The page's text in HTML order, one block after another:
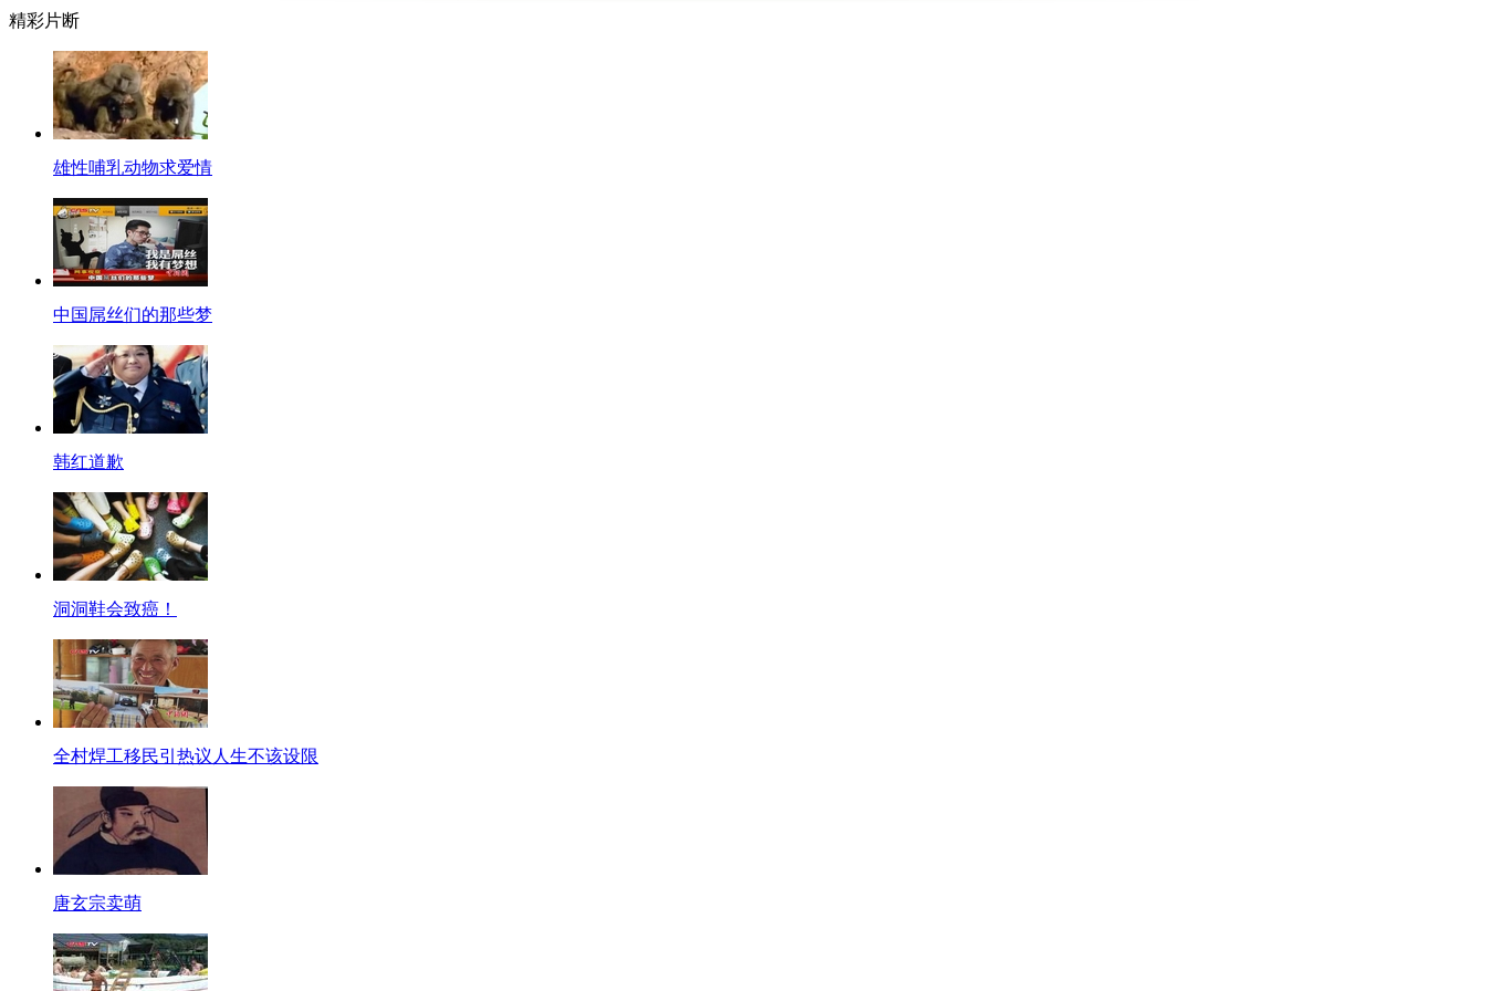
1、最近南北网友又因为()掀起了一场唇枪舌剑。
A吃桃削不削皮
B北方有没有空调
C吃茄子要不要刮皮
D豆腐脑是甜还是甜
噜噜： 答案是A。躺着都中枪的桃子真可怜！用嘴巴吃不就好了！
视频短片: 继粽子和豆腐脑之后，南北网友就吃桃子要不要削皮掀起了一场口水战。关于桃子削不削皮的南北之争，不少网友认为桃子削不削皮跟个人习惯和桃子的品种有关，与南北方饮食习惯无直接关系。
2香港航空的空姐们最近纷纷练起咏春拳，原因是？
A.防止机上性骚扰
C.参加《叶问3》拍摄
D.为瘦腿塑身
3、国内八大机场将禁止以“流量管控”限制起飞，从此飞机可以？
A. 准点起飞，准点落地
B. 临时更换航线
C. 随时起飞
D.准点起飞，空中等待
妮妮：答案是D. 空中等待是不是坐在飞机里在天上游车河？
视频短片: 日前，民航局首次提出“不限起飞”的举措。这意味着，民航局公布的八大繁忙机场的航班，除了天气和军方活动以外，不再受对方机场管制影响而推迟起飞，减少了航班关舱门还在机场长时间等待的现象。
4. 网友“我和烤肉之间只差一撮孜然”是在吐槽什么？
A.孜然太贵
B.天气太热
C.烤肉孜然放太少
视频短片: 近日，因为高温天气，全国多地进入“烧烤模式”，上海地面煎五花肉，江苏公路烤全鱼，湖南屋内孵鸡蛋，引得网友诗兴大发：“我和烤肉之间，只差一撮孜然”。
精彩片断
雄性哺乳动物求爱情
中国屌丝们的那些梦
韩红道歉
洞洞鞋会致癌！
全村焊工移民引热议人生不该设限
唐玄宗卖萌